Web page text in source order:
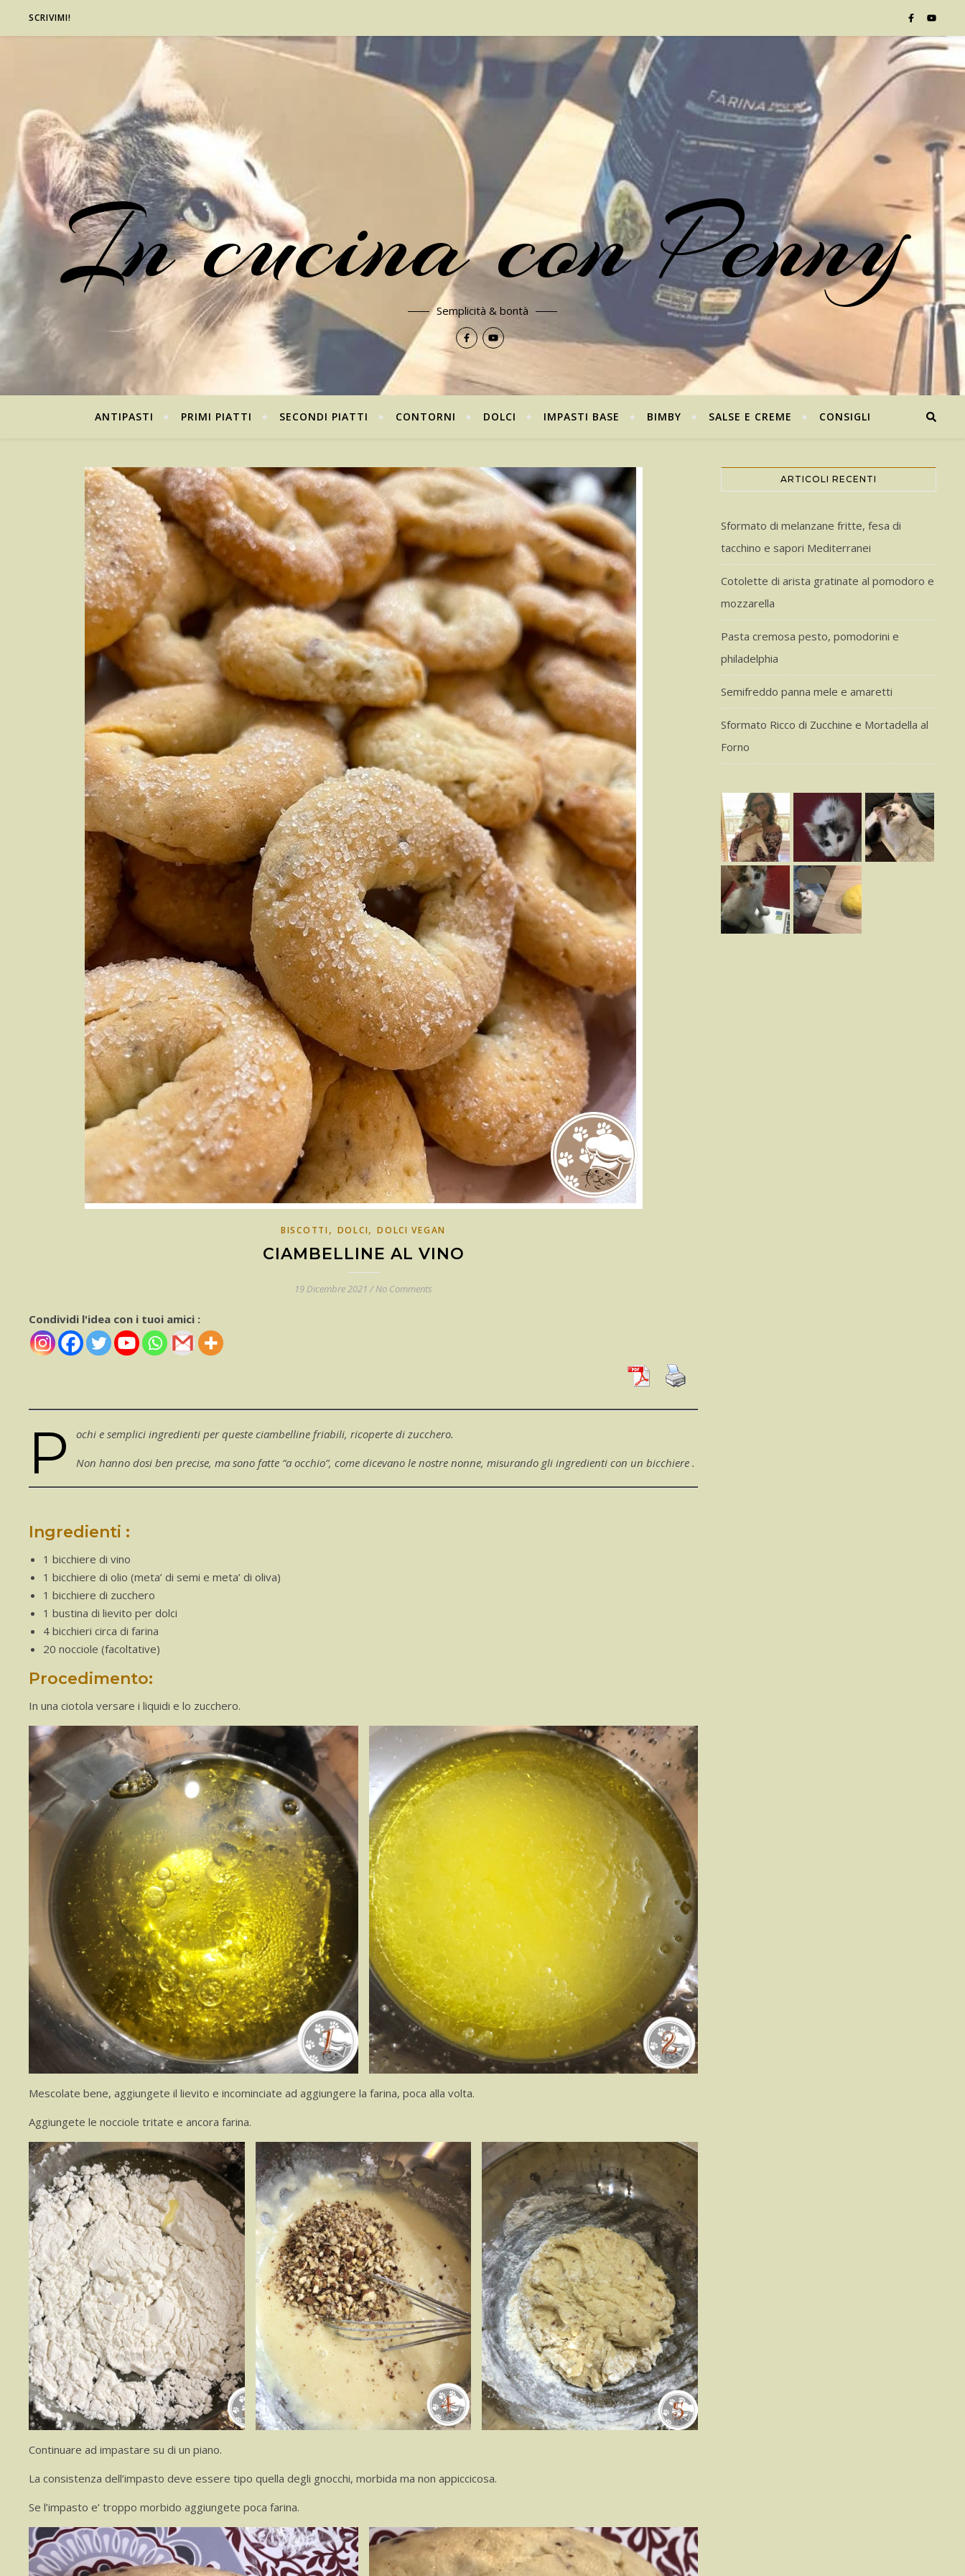
SCRIVIMI!
In cucina con Penny
Semplicità & bontà
ANTIPASTI PRIMI PIATTI SECONDI PIATTI CONTORNI DOLCI IMPASTI BASE BIMBY SALSE E CREME CONSIGLI
BISCOTTI, DOLCI,DOLCI VEGAN
CIAMBELLINE AL VINO
19 Dicembre 2021 / No Comments
Condividi l'idea con i tuoi amici :
P
ochi e semplici ingredienti per queste ciambelline friabili, ricoperte di zucchero.
Non hanno dosi ben precise, ma sono fatte “a occhio”, come dicevano le nostre nonne, misurando gli ingredienti con un bicchiere .
Ingredienti :
1 bicchiere di vino
1 bicchiere di olio (meta’ di semi e meta’ di oliva)
1 bicchiere di zucchero
1 bustina di lievito per dolci
4 bicchieri circa di farina
20 nocciole (facoltative)
Procedimento:
In una ciotola versare i liquidi e lo zucchero.
Mescolate bene, aggiungete il lievito e incominciate ad aggiungere la farina, poca alla volta.
Aggiungete le nocciole tritate e ancora farina.
Continuare ad impastare su di un piano.
La consistenza dell’impasto deve essere tipo quella degli gnocchi, morbida ma non appiccicosa.
Se l’impasto e’ troppo morbido aggiungete poca farina.
ARTICOLI RECENTI
Sformato di melanzane fritte, fesa di
tacchino e sapori Mediterranei
Cotolette di arista gratinate al pomodoro e
mozzarella
Pasta cremosa pesto, pomodorini e
philadelphia
Semifreddo panna mele e amaretti
Sformato Ricco di Zucchine e Mortadella al
Forno